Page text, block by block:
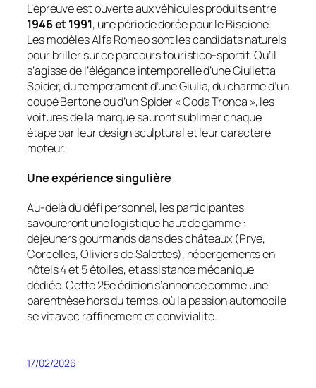
L’épreuve est ouverte aux véhicules produits entre
1946 et 1991, une période dorée pour le Biscione.
Les modèles Alfa Romeo sont les candidats naturels
pour briller sur ce parcours touristico-sportif. Qu’il
s’agisse de l’élégance intemporelle d’une Giulietta
Spider, du tempérament d’une Giulia, du charme d’un
coupé Bertone ou d’un Spider « Coda Tronca », les
voitures de la marque sauront sublimer chaque
étape par leur design sculptural et leur caractère
moteur.
Une expérience singulière
Au-delà du défi personnel, les participantes
savoureront une logistique haut de gamme :
déjeuners gourmands dans des châteaux (Prye,
Corcelles, Oliviers de Salettes), hébergements en
hôtels 4 et 5 étoiles, et assistance mécanique
dédiée. Cette 25e édition s’annonce comme une
parenthèse hors du temps, où la passion automobile
se vit avec raffinement et convivialité.
17/02/2026